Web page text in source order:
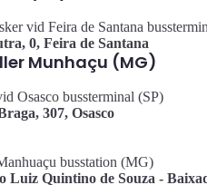
vid Feira de Santana
0, Feira de Santana
Munhaçu (MG)
Osasco bussterminal (SP)
307, Osasco
busstation (MG)
Luiz Quintino de Souza -